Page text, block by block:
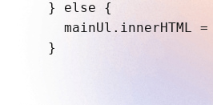
    }